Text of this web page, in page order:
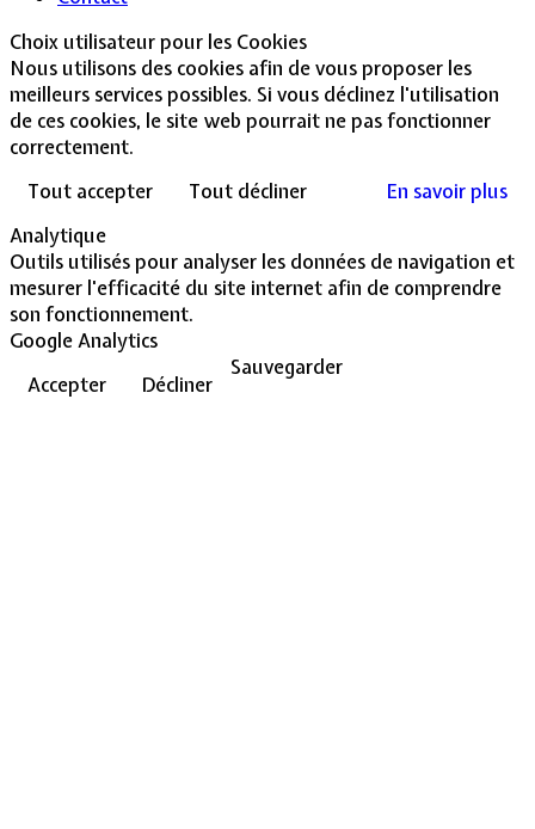
Choix utilisateur pour les Cookies
Nous utilisons des cookies afin de vous proposer les
meilleurs services possibles. Si vous déclinez l'utilisation
de ces cookies, le site web pourrait ne pas fonctionner
correctement.
Tout accepter
Tout décliner
En savoir plus
Analytique
Outils utilisés pour analyser les données de navigation et
mesurer l'efficacité du site internet afin de comprendre
son fonctionnement.
Google Analytics
Accepter
Décliner
Sauvegarder